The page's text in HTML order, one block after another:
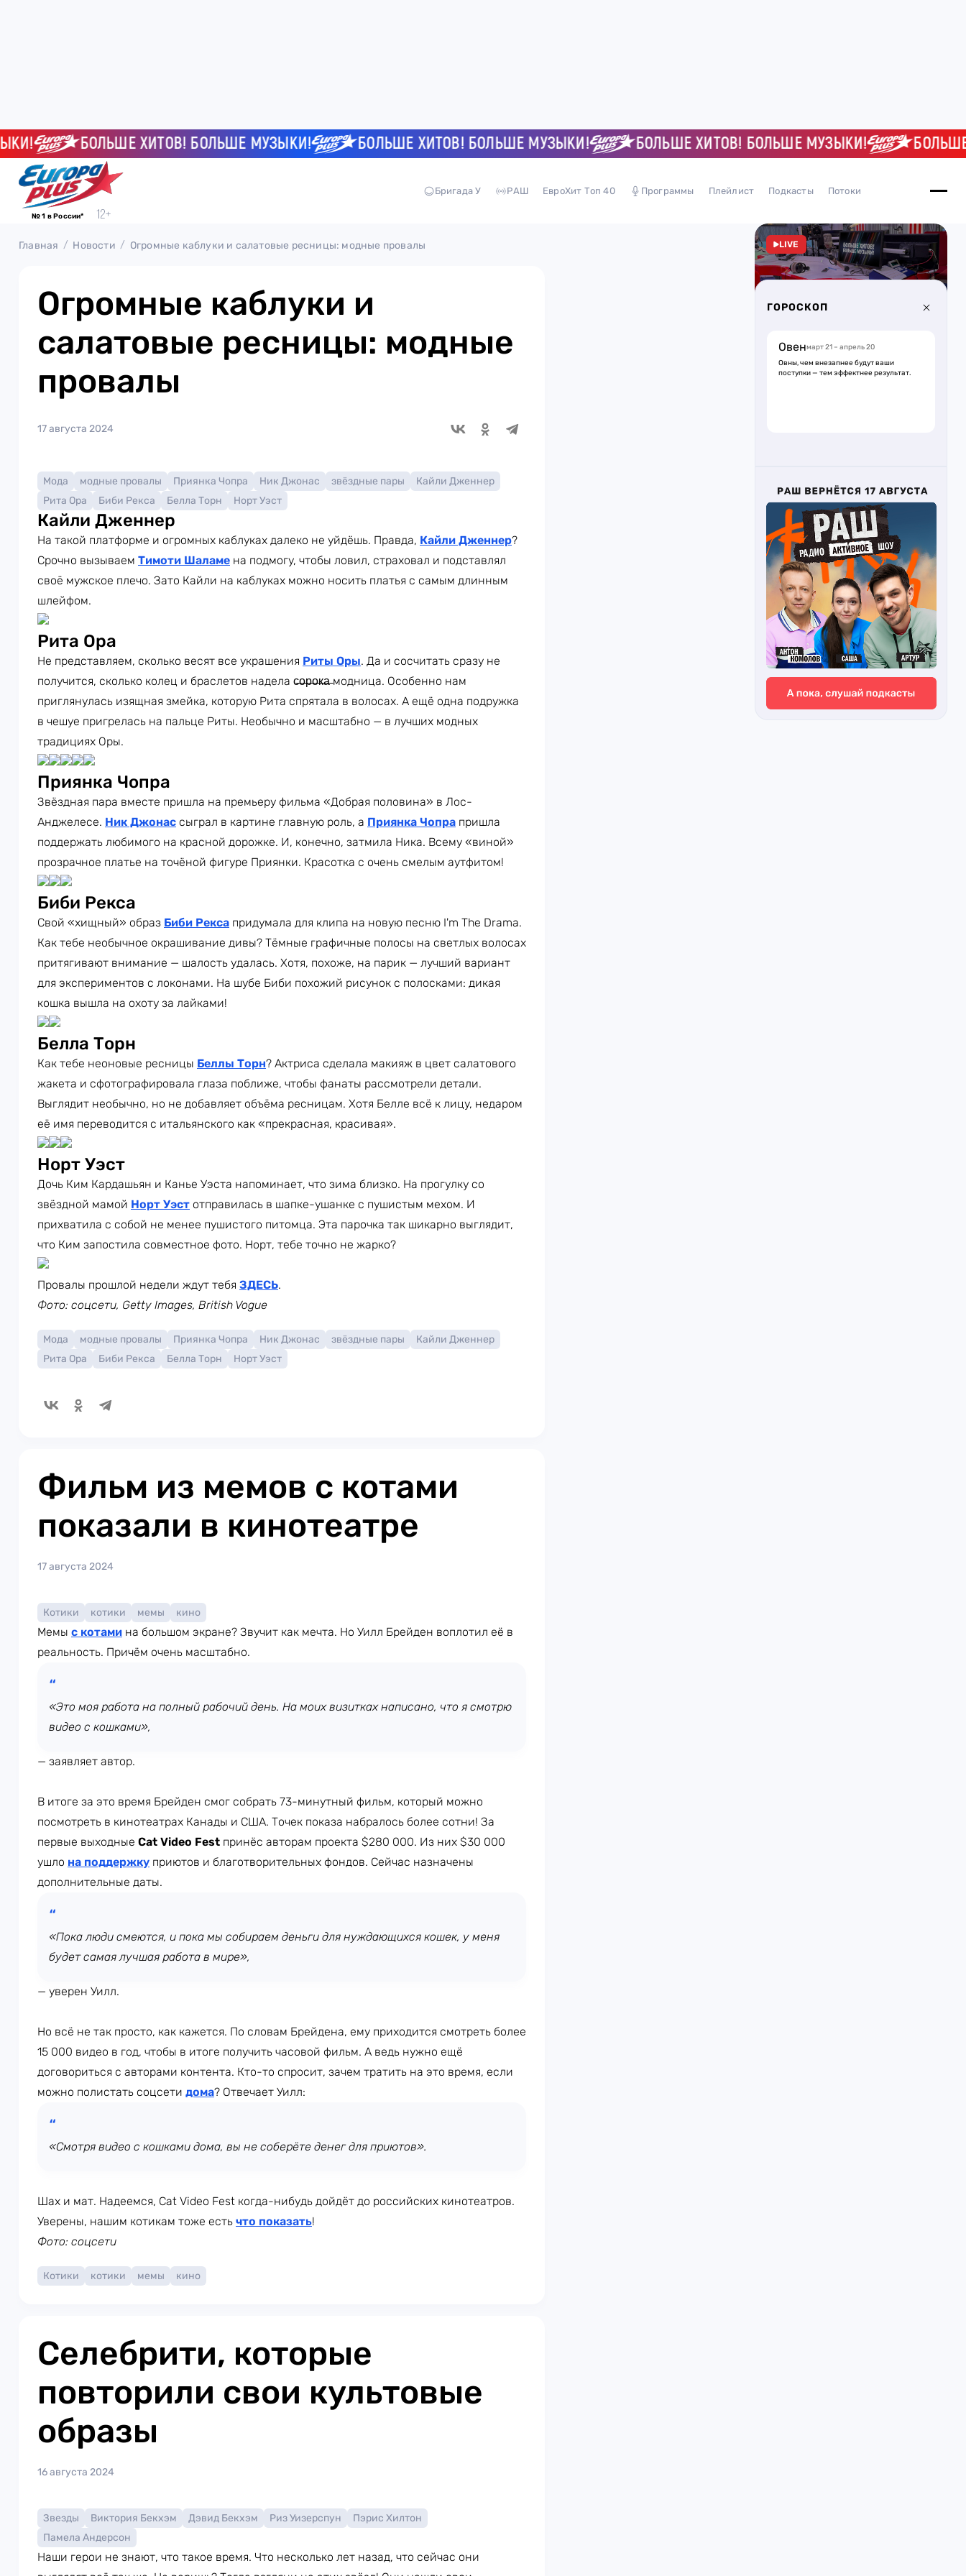
БОЛЬШЕ ХИТОВ! БОЛЬШЕ МУЗЫКИ! БОЛЬШЕ ХИТОВ! БОЛЬШЕ МУЗЫКИ! БОЛЬШЕ ХИТОВ! БОЛЬШЕ МУЗЫКИ! БОЛЬШЕ
№ 1 в России*
Бригада У РАШ ЕвроХит Топ 40 Программы Плейлист Подкасты Потоки
Главная Новости Огромные каблуки и салатовые ресницы: модные провалы
Огромные каблуки и
салатовые ресницы: модные
провалы
17 августа 2024
Мода модные провалы Приянка Чопра Ник Джонас звёздные пары
Кайли Дженнер
Рита Ора
Биби Рекса Белла Торн Норт Уэст
Кайли Дженнер
На такой платформе и огромных каблуках далеко не уйдёшь. Правда, Кайли Дженнер?
Срочно вызываем Тимоти Шаламе на подмогу, чтобы ловил, страховал и подставлял
своё мужское плечо. Зато Кайли на каблуках можно носить платья с самым длинным
шлейфом.
Рита Ора
Не представляем, сколько весят все украшения Риты Оры. Да и сосчитать сразу не
получится, сколько колец и браслетов надела с̶о̶р̶о̶к̶а̶ модница. Особенно нам
приглянулась изящная змейка, которую Рита спрятала в волосах. А ещё одна подружка
в чешуе пригрелась на пальце Риты. Необычно и масштабно — в лучших модных
традициях Оры.
Приянка Чопра
Звёздная пара вместе пришла на премьеру фильма «Добрая половина» в Лос-
Анджелесе. Ник Джонас сыграл в картине главную роль, а Приянка Чопра пришла
поддержать любимого на красной дорожке. И, конечно, затмила Ника. Всему «виной»
прозрачное платье на точёной фигуре Приянки. Красотка с очень смелым аутфитом!
Биби Рекса
Свой «хищный» образ Биби Рекса придумала для клипа на новую песню I'm The Drama.
Как тебе необычное окрашивание дивы? Тёмные графичные полосы на светлых волосах
притягивают внимание — шалость удалась. Хотя, похоже, на парик — лучший вариант
для экспериментов с локонами. На шубе Биби похожий рисунок с полосками: дикая
кошка вышла на охоту за лайками!
Белла Торн
Как тебе неоновые ресницы Беллы Торн? Актриса сделала макияж в цвет салатового
жакета и сфотографировала глаза поближе, чтобы фанаты рассмотрели детали.
Выглядит необычно, но не добавляет объёма ресницам. Хотя Белле всё к лицу, недаром
её имя переводится с итальянского как «прекрасная, красивая».
Норт Уэст
Дочь Ким Кардашьян и Канье Уэста напоминает, что зима близко. На прогулку со
звёздной мамой Норт Уэст отправилась в шапке-ушанке с пушистым мехом. И
прихватила с собой не менее пушистого питомца. Эта парочка так шикарно выглядит,
что Ким запостила совместное фото. Норт, тебе точно не жарко?
Провалы прошлой недели ждут тебя ЗДЕСЬ.
Фото: соцсети, Getty Images, British Vogue
Мода модные провалы Приянка Чопра Ник Джонас звёздные пары
Кайли Дженнер
Рита Ора
Биби Рекса Белла Торн Норт Уэст
Фильм из мемов с котами
показали в кинотеатре
17 августа 2024
Котики котики мемы кино
Мемы с котами на большом экране? Звучит как мечта. Но Уилл Брейден воплотил её в
реальность. Причём очень масштабно.
«Это моя работа на полный рабочий день. На моих визитках написано, что я смотрю
видео с кошками»,
— заявляет автор.
В итоге за это время Брейден смог собрать 73-минутный фильм, который можно
посмотреть в кинотеатрах Канады и США. Точек показа набралось более сотни! За
первые выходные Cat Video Fest принёс авторам проекта $280 000. Из них $30 000
ушло на поддержку приютов и благотворительных фондов. Сейчас назначены
дополнительные даты.
«Пока люди смеются, и пока мы собираем деньги для нуждающихся кошек, у меня
будет самая лучшая работа в мире»,
— уверен Уилл.
Но всё не так просто, как кажется. По словам Брейдена, ему приходится смотреть более
15 000 видео в год, чтобы в итоге получить часовой фильм. А ведь нужно ещё
договориться с авторами контента. Кто-то спросит, зачем тратить на это время, если
можно полистать соцсети дома? Отвечает Уилл:
«Смотря видео с кошками дома, вы не соберёте денег для приютов».
Шах и мат. Надеемся, Cat Video Fest когда-нибудь дойдёт до российских кинотеатров.
Уверены, нашим котикам тоже есть что показать!
Фото: соцсети
Котики котики мемы кино
Селебрити, которые
повторили свои культовые
образы
16 августа 2024
Звезды Виктория Бекхэм Дэвид Бекхэм Риз Уизерспун
Пэрис Хилтон
Памела Андерсон
Наши герои не знают, что такое время. Что несколько лет назад, что сейчас они
LIVE
ГОРОСКОП
Овенмарт 21 – апрель 20
Овны, чем внезапнее будут ваши
поступки — тем эффектнее результат.